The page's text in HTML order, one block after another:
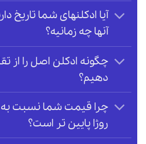
آیا ادکلنهای شما تاریخ
آنها چه زمانیه؟
چگونه ادکلن اصل را از
دهیم؟
چرا قیمت شما نسبت به
روژا پایین تر است؟